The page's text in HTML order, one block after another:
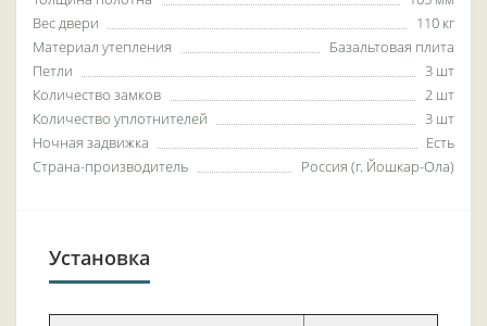
Вес двери
110 кг
Материал утепления
Базальтовая плита
Петли
3 шт
Количество замков
2 шт
Количество уплотнителей
3 шт
Ночная задвижка
Есть
Страна-производитель
Россия (г. Йошкар-Ола)
Установка